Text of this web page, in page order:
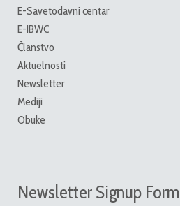
E-Savetodavni centar
E-IBWC
Članstvo
Aktuelnosti
Newsletter
Mediji
Obuke
Newsletter Signup Form